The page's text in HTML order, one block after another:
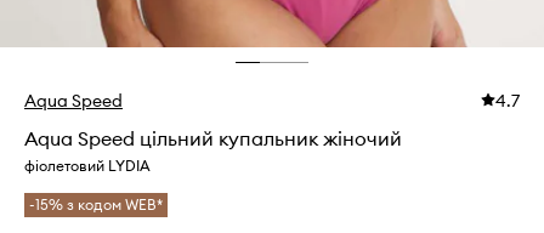
Aqua Speed 4.7
Aqua Speed цільний купальник жіночий
фіолетовий LYDIA
-15% з кодом WEB*